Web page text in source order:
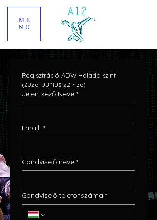
ME
NU
Regisztráció ADW Haladó szint
(2026. Június 22 - 26)
Jelentkező Neve *
Email *
Gondviselő neve *
Gondviselő telefonszáma *